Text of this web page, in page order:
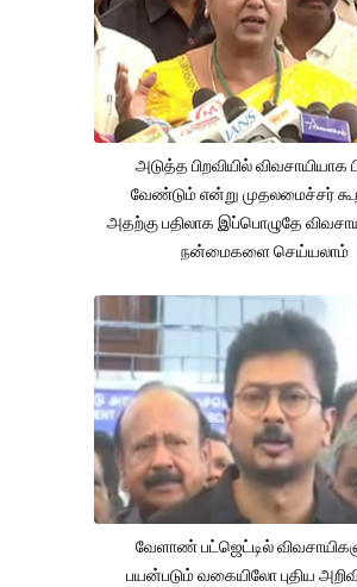
அடுத்த பிறவியில் விவசாயியாக
வேண்டும் என்று முதலமைச்சர்
அதற்கு பதிலாக இப்பொழுதே
நன்மைகளை செய்யலாம்
வேளாண் பட்ஜெட்டில்
பயன்படும் வகையிலோ புதிய